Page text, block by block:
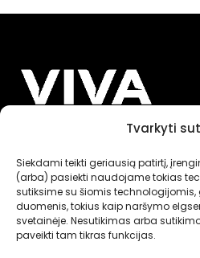
Tvarkyti
Siekdami teikti geriausią patirtį,
(arba) pasiekti naudojame tokias
sutiksime su šiomis
duomenis, tokius kaip naršymo
svetainėje. Nesutikimas arba
paveikti tam tikras funkcijas.
NUORODOS